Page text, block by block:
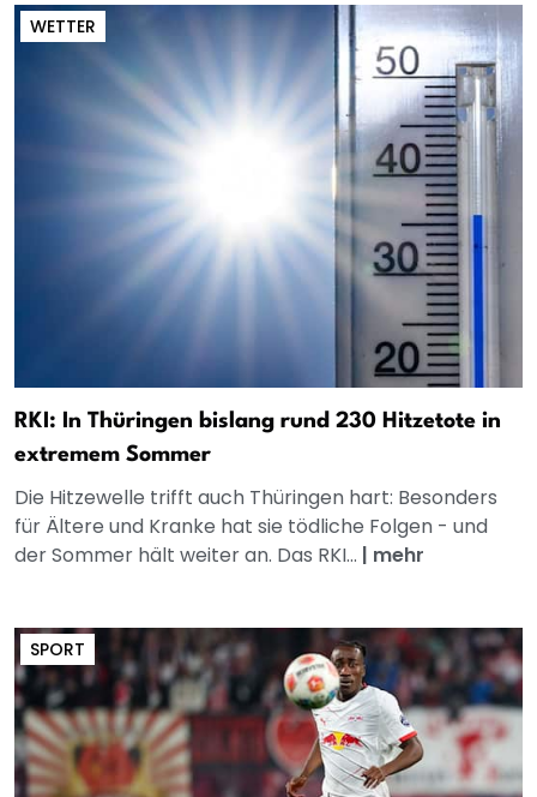
WETTER
RKI: In Thüringen bislang rund 230 Hitzetote in
extremem Sommer
Die Hitzewelle trifft auch Thüringen hart: Besonders
für Ältere und Kranke hat sie tödliche Folgen - und
der Sommer hält weiter an. Das RKI... | mehr
SPORT